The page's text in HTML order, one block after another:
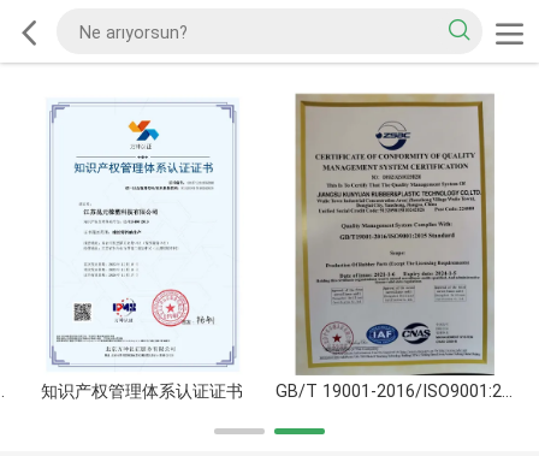
知识产权管理体系认证证书 GB/T 19001-2016/ISO9001:2015